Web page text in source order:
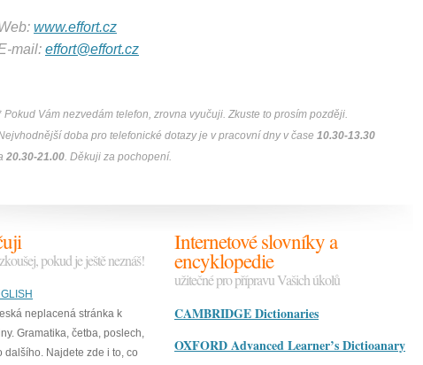
www.effort.cz
mail: effort@effort.cz
Pokud Vám nezvedám telefon, zrovna vyučuji. Zkuste to prosím později.
doba pro telefonické dotazy je v pracovní dny v čase 10.30-13.30
20.30-21.00. Děkuji za pochopení.
pokud je ještě neznáš!
neplacená stránka k
Gramatika, četba, poslech,
dalšího. Najdete zde i to, co
Internetové slovníky a
encyklopedie
užitečné pro přípravu Vašich úkolů
CAMBRIDGE Dictionaries
OXFORD Advanced Learner’s Dictioanary